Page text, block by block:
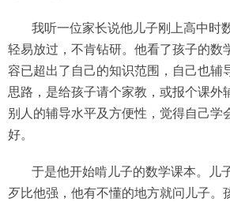
我听一位家长说他儿子刚上高中时
轻易放过，不肯钻研。他看了孩子的数
容已超出了自己的知识范围，自己也辅
思路，是给孩子请个家教，或报个课外
别人的辅导水平及方便性，觉得自己学
好。
于是他开始啃儿子的数学课本。儿
歹比他强，他有不懂的地方就问儿子。